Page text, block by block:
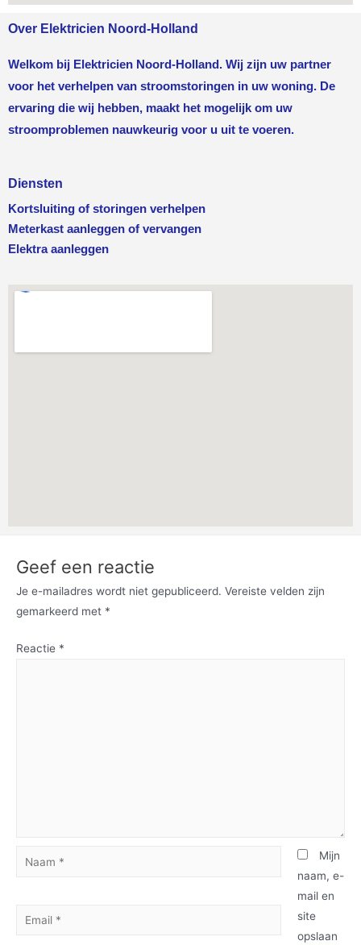
Over Elektricien Noord-Holland
Welkom bij Elektricien Noord-Holland. Wij zijn uw partner
voor het verhelpen van stroomstoringen in uw woning. De
ervaring die wij hebben, maakt het mogelijk om uw
stroomproblemen nauwkeurig voor u uit te voeren.
Diensten
Kortsluiting of storingen verhelpen
Meterkast aanleggen of vervangen
Elektra aanleggen
Geef een reactie
Je e-mailadres wordt niet gepubliceerd. Vereiste velden zijn
gemarkeerd met *
Reactie *
Mijn
naam, e-
mail en
site
opslaan